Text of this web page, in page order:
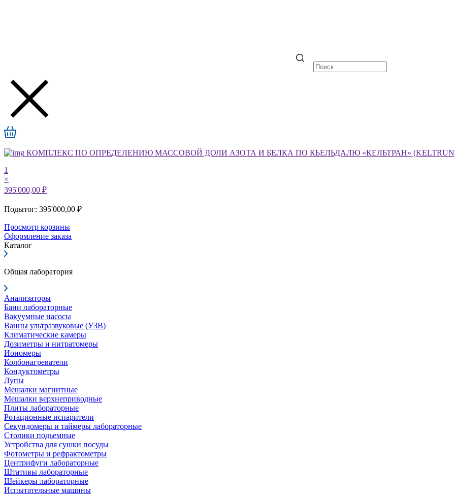
КОМПЛЕКС ПО ОПРЕДЕЛЕНИЮ МАССОВОЙ ДОЛИ АЗОТА И БЕЛКА ПО КЬЕЛЬДАЛЮ «КЕЛЬТРАН»
1
×
395'000,00 ₽
Подытог: 395'000,00 ₽
Просмотр корзины
Оформление заказа
Каталог
Общая лаборатория
Анализаторы
Бани лабораторные
Вакуумные насосы
Ванны ультразвуковые (УЗВ)
Климатические камеры
Дозиметры и нитратомеры
Иономеры
Колбонагреватели
Кондуктометры
Лупы
Мешалки магнитные
Мешалки верхнеприводные
Плиты лабораторные
Ротационные испарители
Секундомеры и таймеры лабораторные
Столики подьемные
Устройства для сушки посуды
Фотометры и рефрактометры
Центрифуги лабораторные
Штативы лабораторные
Шейкеры лабораторные
Испытательные машины